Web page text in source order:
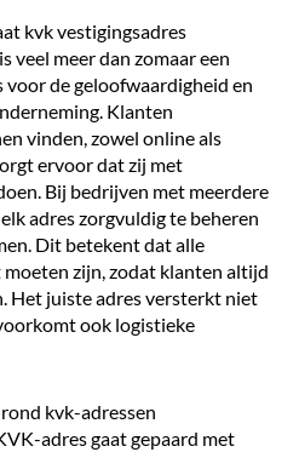
kvk vestigingsadres
is veel meer dan zomaar een
de geloofwaardigheid en
Klanten
vinden, zowel online als
ervoor dat zij met
Bij bedrijven met meerdere
adres zorgvuldig te beheren
Dit betekent dat alle
zijn, zodat klanten altijd
Het juiste adres versterkt niet
ook logistieke
kvk-adressen
adres gaat gepaard met